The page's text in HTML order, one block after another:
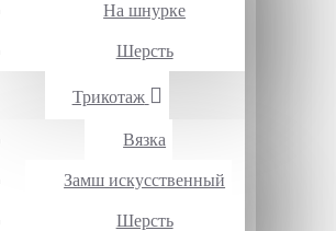
На шнурке
Шерсть
Трикотаж
Вязка
Замш искусственный
Шерсть